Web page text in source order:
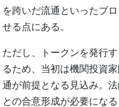
を跨いだ流通といったブ
せる点にある。
ただし、トークンを発行
るため、当初は機関投資
通が前提となる見込み。
との合意形成が必要にな